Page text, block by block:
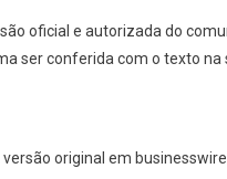
oficial e autorizada do
ser conferida com o texto na
versão original em